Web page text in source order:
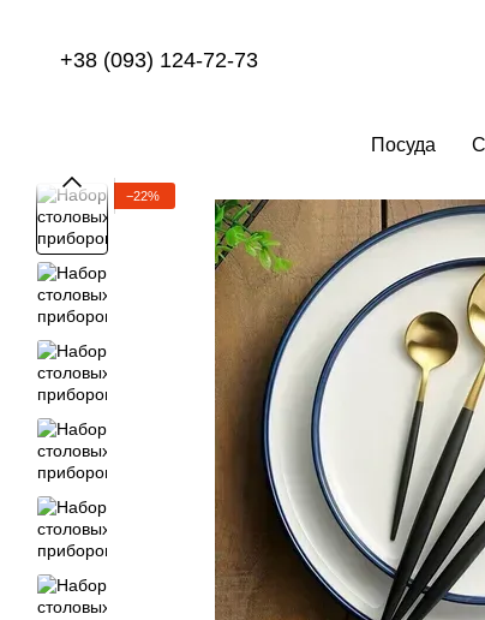
+38 (093) 124-72-73
Посуда
−22%